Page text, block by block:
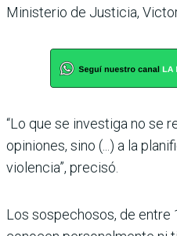
Ministerio de Justicia,
“Lo que se investiga no se
opiniones, sino (...) a la
violencia”, precisó.
Los sospechosos, de entre